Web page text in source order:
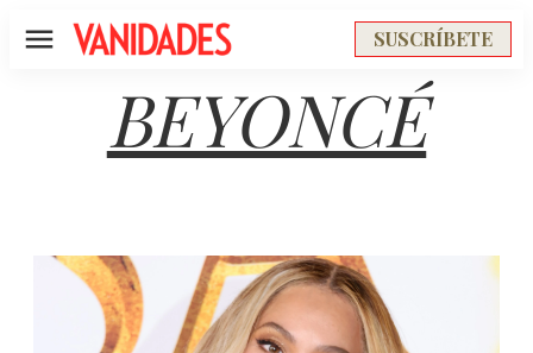
Menú SUSCRÍBETE
BEYONCÉ